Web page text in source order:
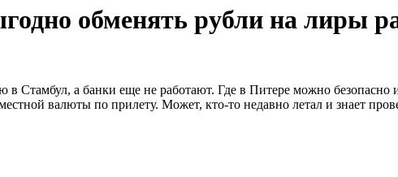
обменять рубли на лиры
в Стамбул, а банки еще не работают. Где в Питере можно
валюты по прилету. Может, кто-то недавно летал и знает